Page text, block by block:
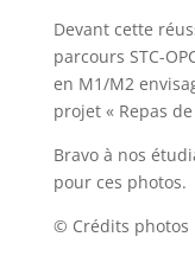
Devant cette
parcours STC-
en M1/M2
projet « Repas
Bravo à nos
pour ces photos.
© Crédits photos